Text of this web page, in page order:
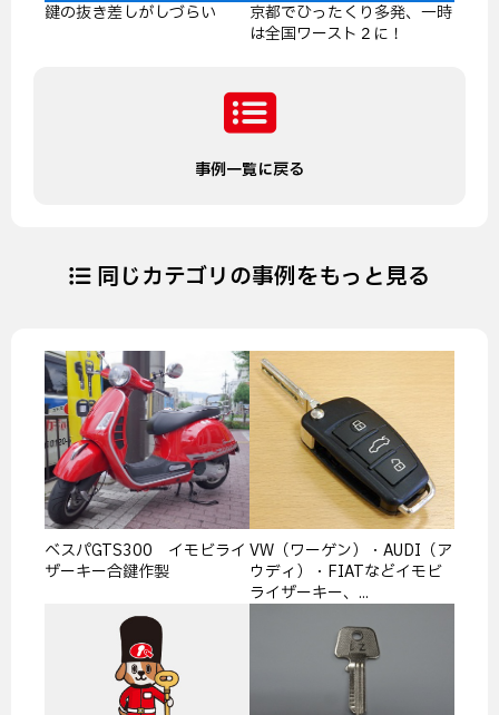
鍵の抜き差しがしづらい
事例一覧に戻る
京都でひったくり多発、一時
は全国ワースト２に！
同じカテゴリの事例をもっと見る
ベスパGTS300 イモビライ
ザーキー合鍵作製
VW（ワーゲン）・AUDI（ア
ウディ）・FIATなどイモビ
ライザーキー、...